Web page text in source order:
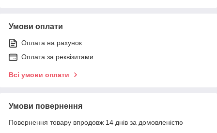
Умови оплати
Оплата на рахунок
Оплата за реквізитами
Всі умови оплати
Умови повернення
Повернення товару впродовж 14 днів за домовленістю